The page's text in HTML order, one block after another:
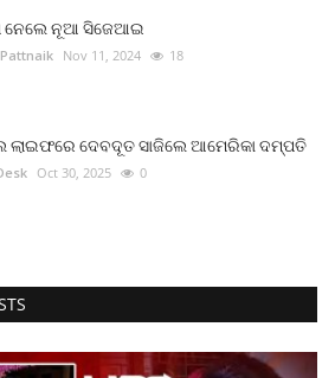
ନେଲେ ନୂଆ ସିଜେଆଇ
Nov 11, 2024 18
ଲାଇଫରେ ଦେବଦୂତ ସାଜିଲେ ଆମେରିକା ଦମ୍ପତି
Oct 30, 2025 0